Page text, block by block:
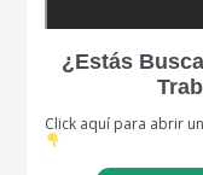
¿Estás
Click aquí para abrir